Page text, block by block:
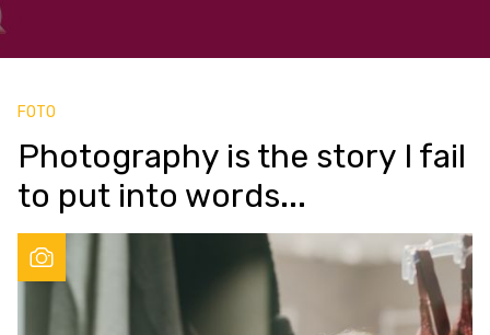
FOTO
Photography is the story I fail
to put into words...